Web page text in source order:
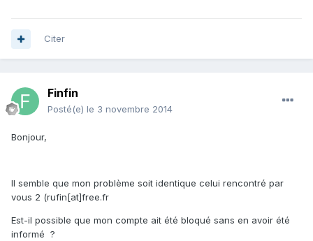
Citer
Finfin
Posté(e) le 3 novembre 2014
Bonjour,
Il semble que mon problème soit identique celui rencontré par
vous 2 (rufin[at]free.fr
Est-il possible que mon compte ait été bloqué sans en avoir été
informé ?